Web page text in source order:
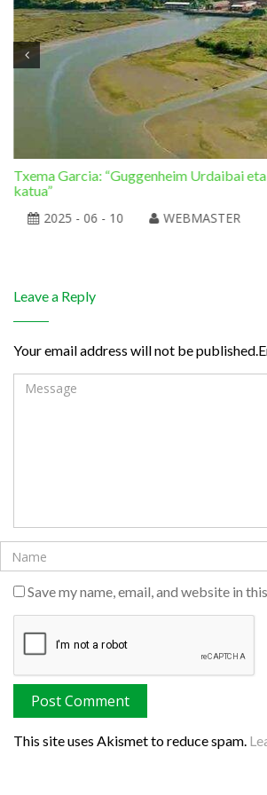
Txema Garcia: “Guggenheim Urdaibai
katua”
2025 - 06 - 10
WEBMASTER
Leave a Reply
Your email address will not be
Save my name, email, and website in
This site uses Akismet to reduce spam.